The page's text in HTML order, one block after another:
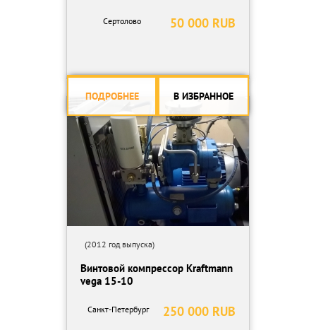
50 000 RUB
Сертолово
ПОДРОБНЕЕ В ИЗБРАННОЕ
(2012 год выпуска)
Винтовой компрессор Kraftmann
vega 15-10
250 000 RUB
Санкт-Петербург